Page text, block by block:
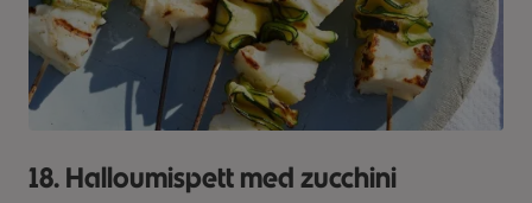
18. Halloumispett med zucchini